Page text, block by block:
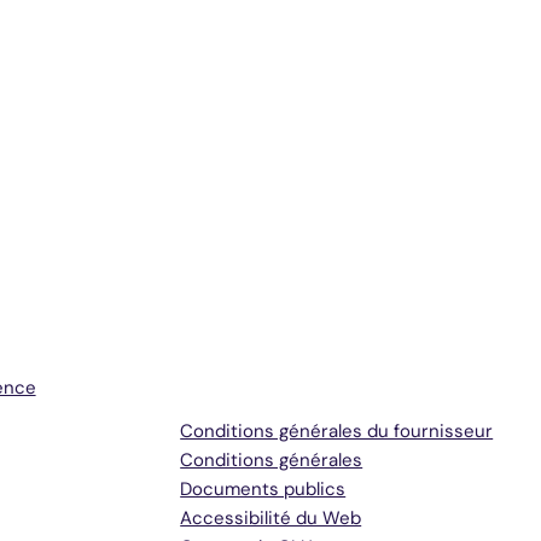
Conditions générales du fournisseur
Conditions générales
Documents publics
Accessibilité du Web